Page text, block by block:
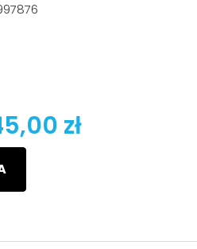
zł